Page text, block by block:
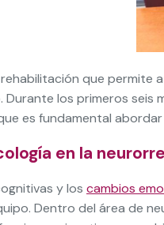
que permite
los primeros seis
es fundamental
en la
y los cambios
Dentro del área de